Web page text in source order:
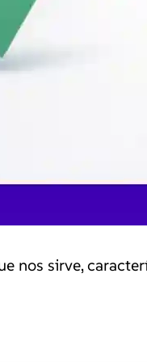
nos sirve,